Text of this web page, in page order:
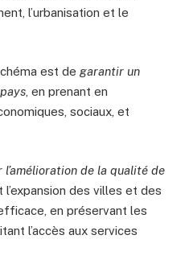
l’urbanisation et le
est de garantir un
, en prenant en
sociaux, et
l’amélioration de la qualité de
l’expansion des villes et des
en préservant les
l’accès aux services